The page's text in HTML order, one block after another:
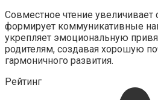
Совместное чтение увеличивает
формирует коммуникативные
укрепляет эмоциональную
родителям, создавая хорошую
гармоничного развития.
Рейтинг